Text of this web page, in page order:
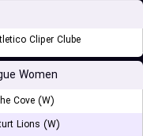
Cliper Clube
Women
Cove (W)
Lions (W)